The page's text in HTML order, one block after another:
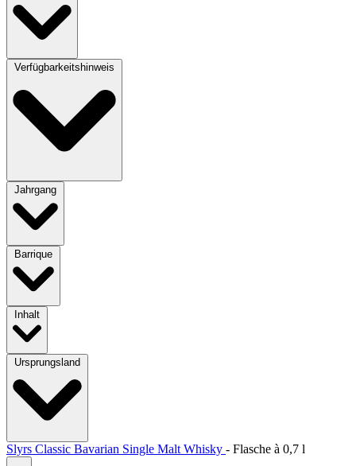
Verfügbarkeitshinweis
Jahrgang
Barrique
Inhalt
Ursprungsland
Slyrs Classic Bavarian Single Malt Whisky - Flasche à 0,7 l